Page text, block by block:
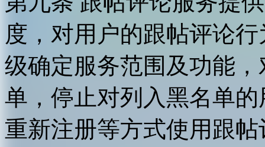
度，对用户的跟帖评论
级确定服务范围及功能
单，停止对列入黑名单
重新注册等方式使用跟